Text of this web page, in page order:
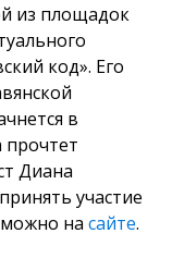
из площадок
код». Его
в
Диана
участие
на сайте.